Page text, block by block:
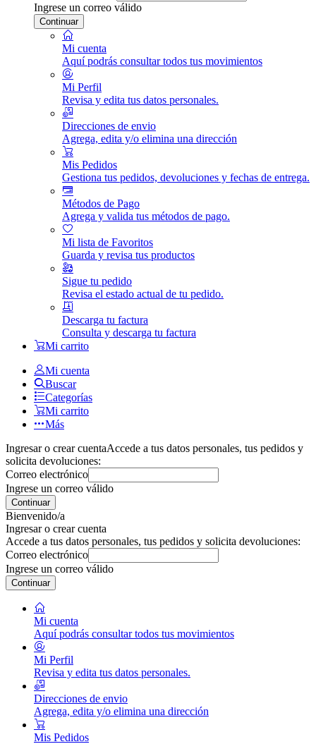
Ingrese un correo válido
Continuar
Mi cuenta
Aquí podrás consultar todos tus movimientos
Mi Perfil
Revisa y edita tus datos personales.
Direcciones de envio
Agrega, edita y/o elimina una dirección
Mis Pedidos
Gestiona tus pedidos, devoluciones y fechas de entrega.
Métodos de Pago
Agrega y valida tus métodos de pago.
Mi lista de Favoritos
Guarda y revisa tus productos
Sigue tu pedido
Revisa el estado actual de tu pedido.
Descarga tu factura
Consulta y descarga tu factura
Mi carrito
Mi cuenta
Buscar
Categorías
Mi carrito
Más
Ingresar o crear cuentaAccede a tus datos personales, tus pedidos y
solicita devoluciones:
Correo electrónico
Ingrese un correo válido
Continuar
Bienvenido/a
Ingresar o crear cuenta
Accede a tus datos personales, tus pedidos y solicita devoluciones:
Correo electrónico
Ingrese un correo válido
Continuar
Mi cuenta
Aquí podrás consultar todos tus movimientos
Mi Perfil
Revisa y edita tus datos personales.
Direcciones de envio
Agrega, edita y/o elimina una dirección
Mis Pedidos